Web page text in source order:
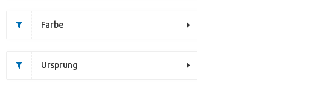
Farbe
Ursprung